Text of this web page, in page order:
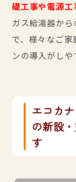
礎工事や電源工
ガス給湯器か
で、様々なご
ンの導入がしや
エコカ
の新設
す